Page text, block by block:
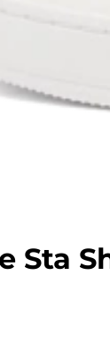
Sta